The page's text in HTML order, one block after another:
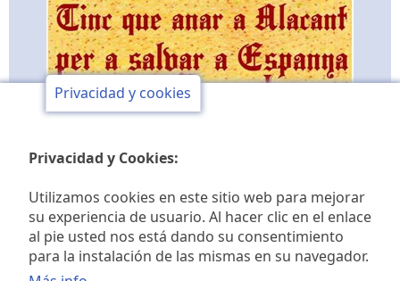
Club de opinión y de
Privacidad y cookies
Privacidad y Cookies:
Utilizamos cookies en este sitio web para mejorar
su experiencia de usuario. Al hacer clic en el enlace
al pie usted nos está dando su consentimiento
para la instalación de las mismas en su navegador.